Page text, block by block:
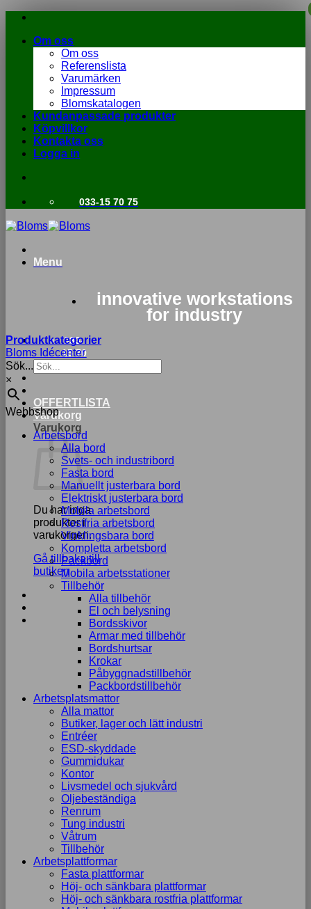
Skip
contentOm oss
Om oss
Referenslista
Varumärken
Impressum
Blomskatalogen
Kundanpassade produkter
Köpvillkor
Kontakta oss
Logga in
033-15 70 75
Menu
innovative workstations
for industry
033-
15 70
OFFERTLISTA
Varukorg
Varukorg
Du har inga
produkter i
varukorgen.
Gå tillbaka till
butiken
Produktkategorier
Bloms Idécenter
Sök...
×
Webbshop
Arbetsbord
Alla bord
Svets- och industribord
Fasta bord
Manuellt justerbara bord
Elektriskt justerbara bord
Mobila arbetsbord
Rostfria arbetsbord
Vinklingsbara bord
Kompletta arbetsbord
Packbord
Mobila arbetsstationer
Tillbehör
Alla tillbehör
El och belysning
Bordsskivor
Armar med tillbehör
Bordshurtsar
Krokar
Påbyggnadstillbehör
Packbordstillbehör
Arbetsplatsmattor
Alla mattor
Butiker, lager och lätt industri
Entréer
ESD-skyddade
Gummidukar
Kontor
Livsmedel och sjukvård
Oljebeständiga
Renrum
Tung industri
Våtrum
Tillbehör
Arbetsplattformar
Fasta plattformar
Höj- och sänkbara plattformar
Höj- och sänkbara rostfria plattformar